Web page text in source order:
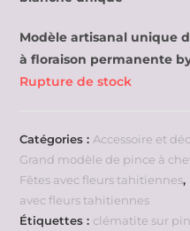
Modèle artisanal unique
à floraison permanente
Rupture de stock
Catégories : Accessoire et
Grand modèle de pince à
Fêtes avec fleurs tahitiennes,
avec fleurs tahitiennes
Étiquettes : clématite sur